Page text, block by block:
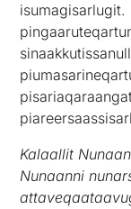
isumagisarlugit.
Kalaallit
Nunaanni